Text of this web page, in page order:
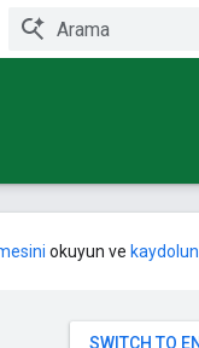
okuyun ve kaydolun